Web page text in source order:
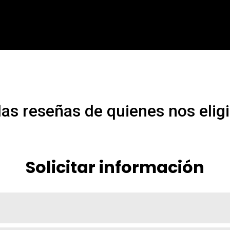
reseñas de quienes nos
Solicitar información